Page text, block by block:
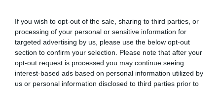
If you wish to opt-out of the sale, sharing to third parties, or
processing of your personal or sensitive information for
targeted advertising by us, please use the below opt-out
section to confirm your selection. Please note that after your
opt-out request is processed you may continue seeing
interest-based ads based on personal information utilized by
us or personal information disclosed to third parties prior to
Szakértők szerint az oltás nyomán képződő
antitestek az anyatejen keresztül az
újszülöttbe kerülve úgynevezett
fészekimmunitást alakítanak ki, és védelmet
biztosítanak a gyereknek.